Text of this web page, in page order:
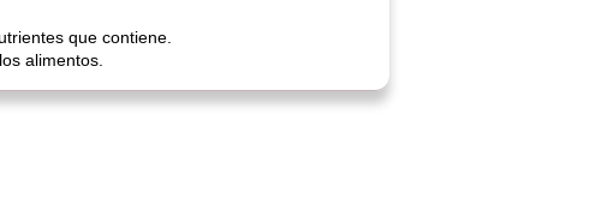
que contiene.
alimentos.